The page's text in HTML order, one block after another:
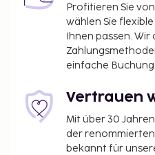
Profitieren Sie
wählen Sie
Ihnen passen.
einfache Buchung.
Vertrauen
Mit über 30
der renommierten
bekannt für